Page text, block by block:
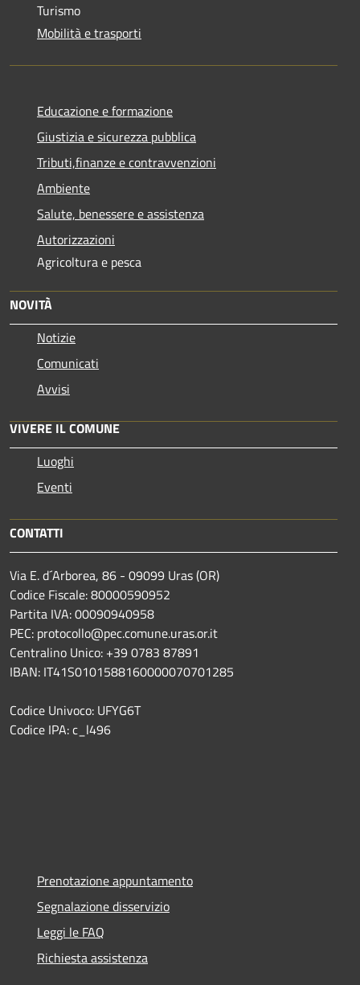
Turismo
Mobilità e trasporti
Educazione e formazione
Giustizia e sicurezza pubblica
Tributi,finanze e contravvenzioni
Ambiente
Salute, benessere e assistenza
Autorizzazioni
Agricoltura e pesca
NOVITÀ
Notizie
Comunicati
Avvisi
VIVERE IL COMUNE
Luoghi
Eventi
CONTATTI
Via E. d´Arborea, 86 - 09099 Uras (OR)
Codice Fiscale: 80000590952
Partita IVA: 00090940958
PEC: protocollo@pec.comune.uras.or.it
Centralino Unico: +39 0783 87891
IBAN: IT41S0101588160000070701285
Codice Univoco: UFYG6T
Codice IPA: c_l496
Prenotazione appuntamento
Segnalazione disservizio
Leggi le FAQ
Richiesta assistenza